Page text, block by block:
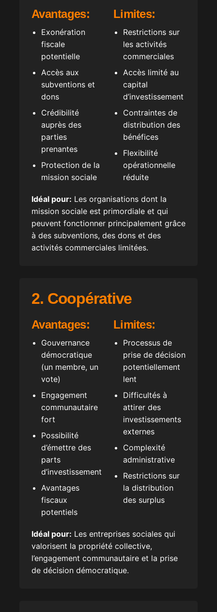
Avantages:
Exonération
fiscale
potentielle
Accès aux
subventions et
dons
Crédibilité
auprès des
parties
prenantes
Protection de la
mission sociale
Limites:
Restrictions sur
les activités
commerciales
Accès limité au
capital
d’investissement
Contraintes de
distribution des
bénéfices
Flexibilité
opérationnelle
réduite
Idéal pour: Les organisations dont la
mission sociale est primordiale et qui
peuvent fonctionner principalement grâce
à des subventions, des dons et des
activités commerciales limitées.
2. Coopérative
Avantages:
Gouvernance
démocratique
(un membre, un
vote)
Engagement
communautaire
fort
Possibilité
d’émettre des
parts
d’investissement
Avantages
fiscaux
potentiels
Limites:
Processus de
prise de décision
potentiellement
lent
Difficultés à
attirer des
investissements
externes
Complexité
administrative
Restrictions sur
la distribution
des surplus
Idéal pour: Les entreprises sociales qui
valorisent la propriété collective,
l’engagement communautaire et la prise
de décision démocratique.